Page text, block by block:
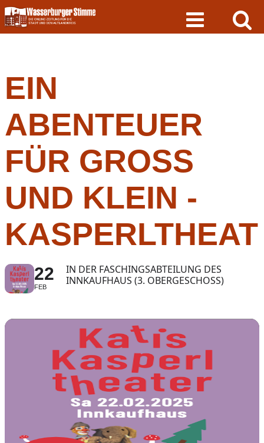
Skip
to
content
EIN
ABENTEUER
FÜR GROSS U
ND KLEIN - K
22
FEB
IN DER FASCHINGSABTEILUNG DES
INNKAUFHAUS (3. OBERGESCHOSS)